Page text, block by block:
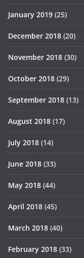
January 2019 (25)
December 2018 (20)
November 2018 (30)
October 2018 (29)
September 2018 (13)
August 2018 (17)
July 2018 (14)
June 2018 (33)
May 2018 (44)
April 2018 (45)
March 2018 (40)
February 2018 (33)